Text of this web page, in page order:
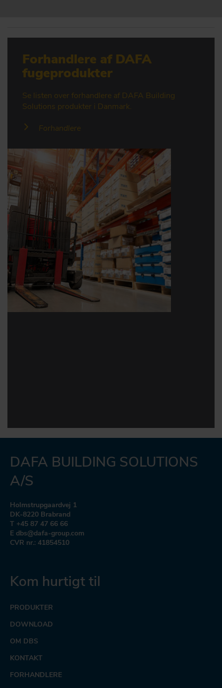
Forhandlere af DAFA
fugeprodukter
Se listen over forhandlere af DAFA Building
Solutions produkter i Danmark.
Forhandlere
DAFA BUILDING SOLUTIONS
A/S
Holmstrupgaardvej 1
DK-8220 Brabrand
T +45 87 47 66 66
E dbs@dafa-group.com
CVR nr.: 41854510
Kom hurtigt til
PRODUKTER
DOWNLOAD
OM DBS
KONTAKT
FORHANDLERE